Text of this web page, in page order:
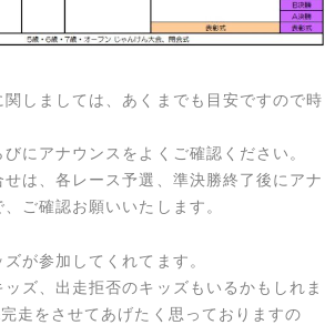
しましては、あくまでも目安ですので時
にアナウンスをよくご確認ください。
は、各レース予選、準決勝終了後にアナ
ご確認お願いいたします。
が参加してくれてます。
ズ、出走拒否のキッズもいるかもしれま
走をさせてあげたく思っておりますの